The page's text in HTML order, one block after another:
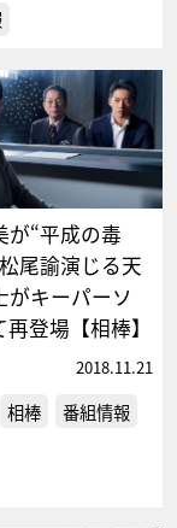
が“平成の毒
尾諭演じる天
がキーパーソ
登場【相棒】
2018.11.21
相棒 番組情報